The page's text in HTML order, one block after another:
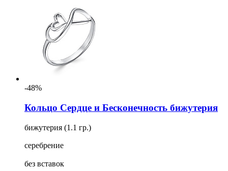
-48%
Кольцо Сердце и Бесконечность бижутерия
бижутерия (1.1 гр.)
серебрение
без вставок